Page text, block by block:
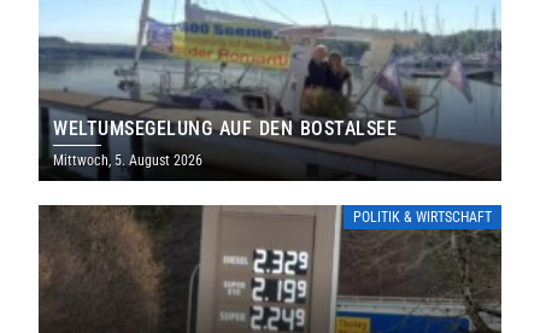
WELTUMSEGELUNG AUF DEN BOSTALSEE
Mittwoch, 5. August 2026
POLITIK & WIRTSCHAFT